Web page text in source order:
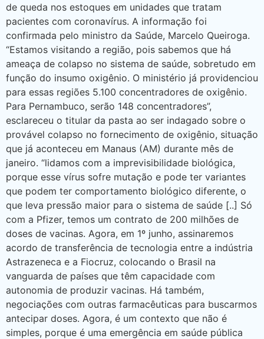
de queda nos estoques em unidades que tratam
pacientes com coronavírus. A informação foi
confirmada pelo ministro da Saúde, Marcelo Queiroga.
“Estamos visitando a região, pois sabemos que há
ameaça de colapso no sistema de saúde, sobretudo em
função do insumo oxigênio. O ministério já providenciou
para essas regiões 5.100 concentradores de oxigênio.
Para Pernambuco, serão 148 concentradores”,
esclareceu o titular da pasta ao ser indagado sobre o
provável colapso no fornecimento de oxigênio, situação
que já aconteceu em Manaus (AM) durante mês de
janeiro. “lidamos com a imprevisibilidade biológica,
porque esse vírus sofre mutação e pode ter variantes
que podem ter comportamento biológico diferente, o
que leva pressão maior para o sistema de saúde [..] Só
com a Pfizer, temos um contrato de 200 milhões de
doses de vacinas. Agora, em 1º junho, assinaremos
acordo de transferência de tecnologia entre a indústria
Astrazeneca e a Fiocruz, colocando o Brasil na
vanguarda de países que têm capacidade com
autonomia de produzir vacinas. Há também,
negociações com outras farmacêuticas para buscarmos
antecipar doses. Agora, é um contexto que não é
simples, porque é uma emergência em saúde pública